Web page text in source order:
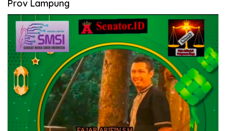
Prov Lampung